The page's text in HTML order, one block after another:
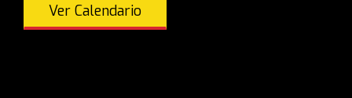
Ver Calendario